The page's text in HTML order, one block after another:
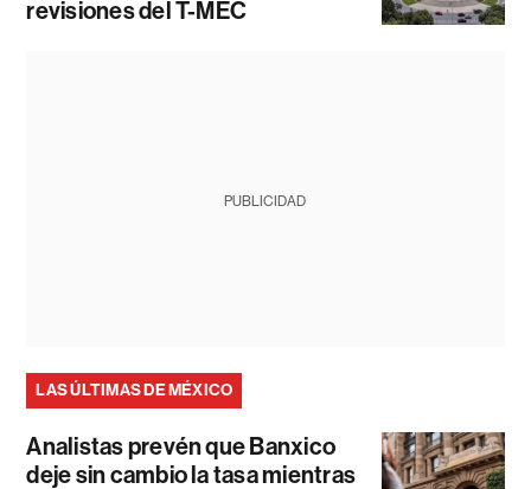
revisiones del T-MEC
PUBLICIDAD
LAS ÚLTIMAS DE MÉXICO
Analistas prevén que Banxico
deje sin cambio la tasa mientras